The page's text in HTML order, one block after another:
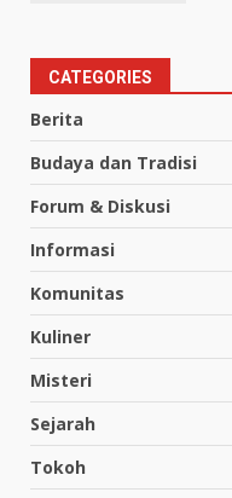
CATEGORIES
Berita
Budaya dan Tradisi
Forum & Diskusi
Informasi
Komunitas
Kuliner
Misteri
Sejarah
Tokoh